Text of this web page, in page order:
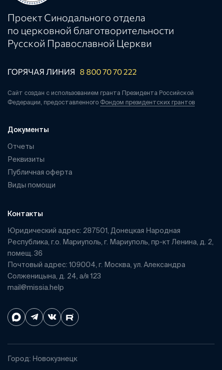
Проект Синодального отдела
по церковной благотворительности
Русской Православной Церкви
ГОРЯЧАЯ ЛИНИЯ 8 800 70 70 222
Сайт создан с использованием гранта Президента Российской
Федерации, предоставленного Фондом президентских грантов
Документы
Отчеты
Реквизиты
Публичная оферта
Виды помощи
Контакты
Юридический адрес: 287501, Донецкая Народная
Республика, г.о. Мариуполь, г. Мариуполь, пр-кт Ленина, д. 2,
помещ. 36
Почтовый адрес: 109004, г. Москва, ул. Александра
Солженицына, д. 24, а/я 123
mail@missia.help
Город: Новокузнецк